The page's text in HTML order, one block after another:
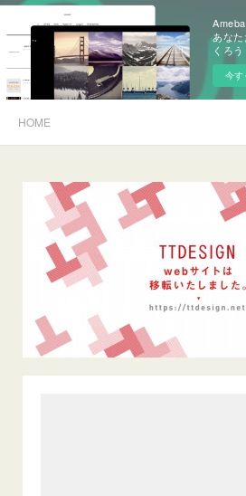
あな
くろう
今す
HOME